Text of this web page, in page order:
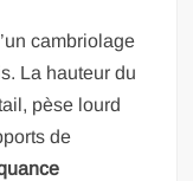
cambriolage
La hauteur du
pèse lourd
de